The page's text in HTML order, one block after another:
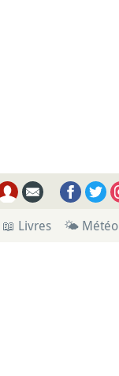
📖 Livres 🌤 Météo